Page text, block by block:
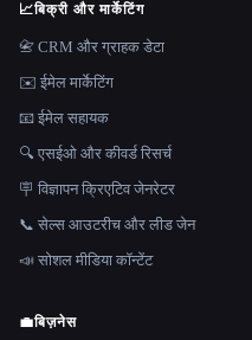
📈बिक्री और मार्केटिंग
📇 CRM और ग्राहक डेटा
✉️ ईमेल मार्केटिंग
📧 ईमेल सहायक
🔍 एसईओ और कीवर्ड रिसर्च
🪧 विज्ञापन क्रिएटिव जेनरेटर
📞 सेल्स आउटरीच और लीड जेन
📣 सोशल मीडिया कॉन्टेंट
💼बिज़नेस